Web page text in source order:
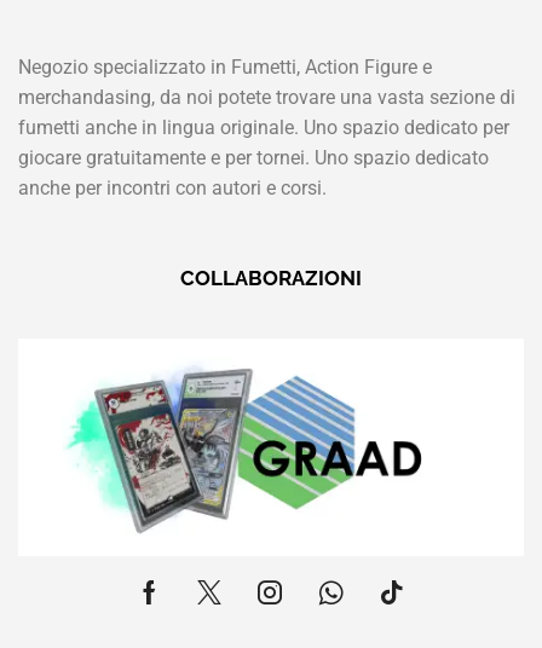
Negozio specializzato in Fumetti, Action Figure e
merchandasing, da noi potete trovare una vasta sezione di
fumetti anche in lingua originale. Uno spazio dedicato per
giocare gratuitamente e per tornei. Uno spazio dedicato
anche per incontri con autori e corsi.
COLLABORAZIONI